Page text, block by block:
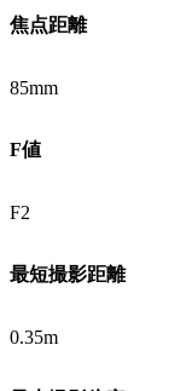
焦点距離
85mm
F値
F2
最短撮影距離
0.35m